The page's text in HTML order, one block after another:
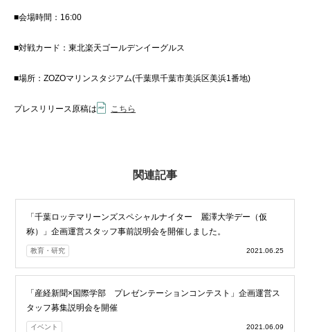
■会場時間： 16:00
■対戦カード：東北楽天ゴールデンイーグルス
■場所： ZOZOマリンスタジアム(千葉県千葉市美浜区美浜1番地)
プレスリリース原稿は こちら
関連記事
「千葉ロッテマリーンズスペシャルナイター 麗澤大学デー（仮
称）」企画運営スタッフ事前説明会を開催しました。
教育・研究 2021.06.25
「産経新聞×国際学部 プレゼンテーションコンテスト」企画運営ス
タッフ募集説明会を開催
イベント 2021.06.09